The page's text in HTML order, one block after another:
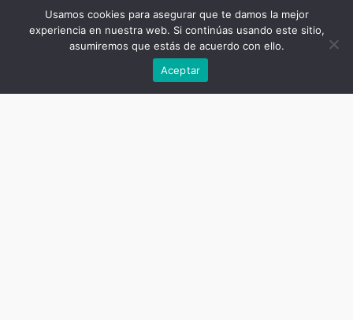
Usamos cookies para asegurar que te damos la mejor
experiencia en nuestra web. Si continúas usando este sitio,
asumiremos que estás de acuerdo con ello.
Aceptar